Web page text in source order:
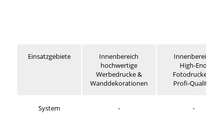
Einsatzgebiete
Innenbereich
hochwertige
Werbedrucke &
Wanddekorationen
Innenbereich
High-End
Fotodrucke in
Profi-Qualität
System - -